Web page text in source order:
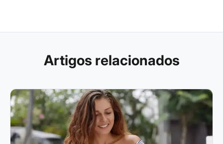
Artigos relacionados